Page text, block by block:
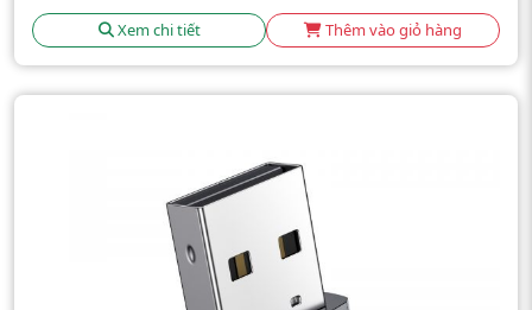
Xem chi tiết Thêm vào giỏ hàng